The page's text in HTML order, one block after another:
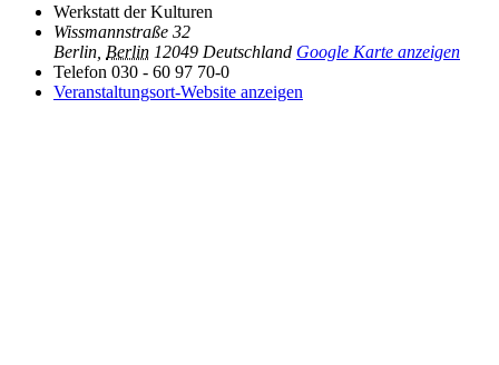
Werkstatt der Kulturen
Wissmannstraße 32
Berlin Berlin 12049 Deutschland Google Karte anzeigen
Telefon 030 - 60 97 70-0
Veranstaltungsort-Website anzeigen